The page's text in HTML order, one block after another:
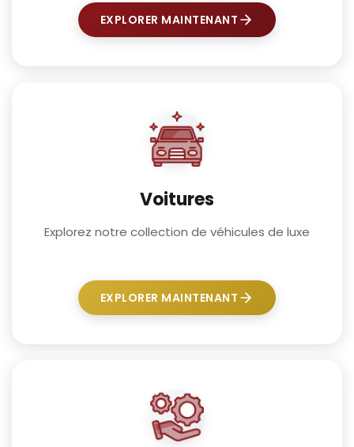
EXPLORER MAINTENANT
Voitures
Explorez notre collection de véhicules de luxe
EXPLORER MAINTENANT